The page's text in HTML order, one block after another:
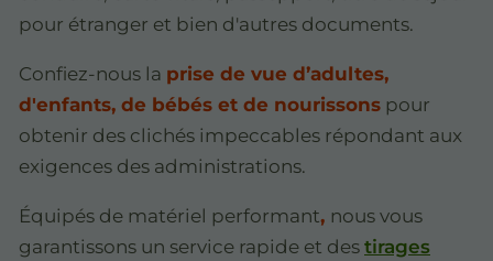
pour étranger et bien d'autres documents.
Confiez-nous la prise de vue d’adultes,
d'enfants, de bébés et de nourissons pour
obtenir des clichés impeccables répondant aux
exigences des administrations.
Équipés de matériel performant, nous vous
garantissons un service rapide et des tirages